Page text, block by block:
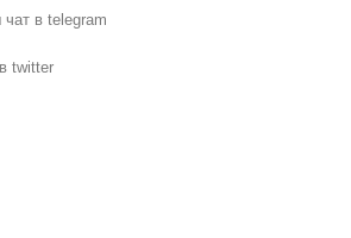
в telegram
twitter